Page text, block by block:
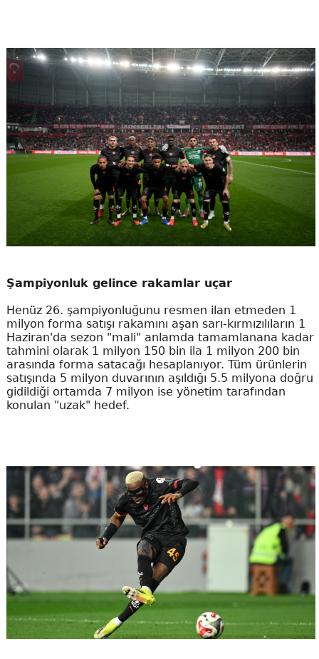
Şampiyonluk gelince rakamlar uçar
Henüz 26. şampiyonluğunu resmen ilan etmeden 1
milyon forma satışı rakamını aşan sarı-kırmızılıların 1
Haziran'da sezon "mali" anlamda tamamlanana kadar
tahmini olarak 1 milyon 150 bin ila 1 milyon 200 bin
arasında forma satacağı hesaplanıyor. Tüm ürünlerin
satışında 5 milyon duvarının aşıldığı 5.5 milyona doğru
gidildiği ortamda 7 milyon ise yönetim tarafından
konulan "uzak" hedef.